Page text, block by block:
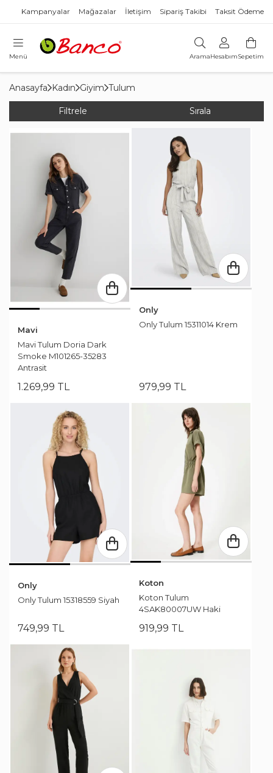
Kampanyalar Mağazalar İletişim Sipariş Takibi Taksit Ödeme
Menü AramaHesabımSepetim
Anasayfa Kadın Giyim Tulum
Filtrele Sırala
Mavi
Mavi Tulum Doria Dark
Smoke M101265-35283
Antrasit
1.269,99 TL
Only
Only Tulum 15311014 Krem
979,99 TL
Only
Only Tulum 15318559 Siyah
749,99 TL
Koton
Koton Tulum
4SAK80007UW Haki
919,99 TL